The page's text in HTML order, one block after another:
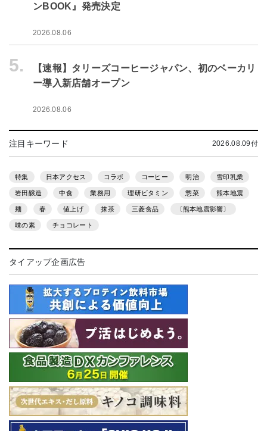
ンBOOK』発売決定
2026.08.06
5.
【速報】タリーズコーヒージャパン、初のベーカリ
ー導入新店舗オープン
2026.08.06
注目キーワード 2026.08.09付
特集 日本アクセス コラボ コーヒー 明治 雪印乳業
岩田醸造 中食 業務用 理研ビタミン 惣菜 熊本地震
麺 春 値上げ 抹茶 三菱食品 〔熊本地震影響〕
味の素 チョコレート
タイアップ企画広告